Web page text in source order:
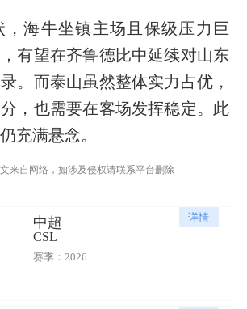
，海牛坐镇主场且保级压力巨
有望在齐鲁德比中延续对山东
。而泰山虽然整体实力占优，
，也需要在客场发挥稳定。此
充满悬念。
来自网络，如涉及侵权请联系平台删除
详情
中超
CSL
赛季：2026